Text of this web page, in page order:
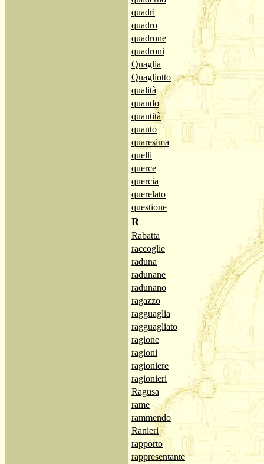
quadri
quadro
quadrone
quadroni
Quaglia
Quagliotto
qualità
quando
quantità
quanto
quaresima
quelli
querce
quercia
querelato
questione
R
Rabatta
raccoglie
raduna
radunane
radunano
ragazzo
ragguaglia
ragguagliato
ragione
ragioni
ragioniere
ragionieri
Ragusa
rame
rammendo
Ranieri
rapporto
rappresentante